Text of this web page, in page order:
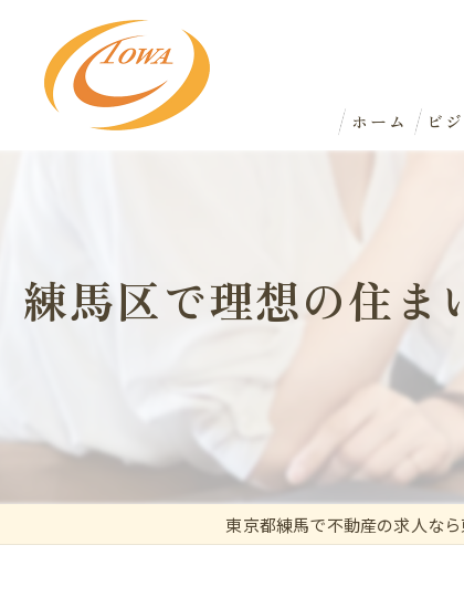
ホーム ビ
練馬区で理想の住ま
東京都練馬で不動産の求人な